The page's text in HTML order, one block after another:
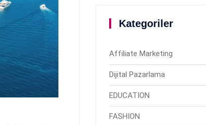
Kategoriler
Affiliate Marketing
Dijital Pazarlama
EDUCATION
FASHION